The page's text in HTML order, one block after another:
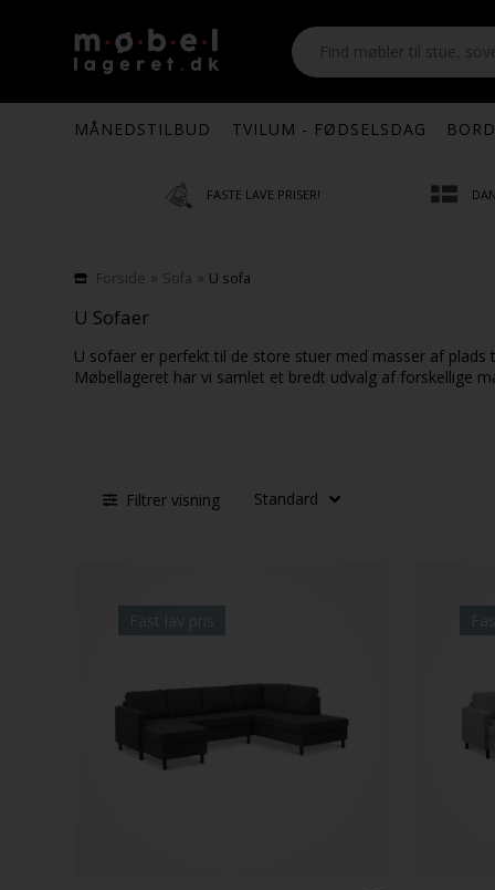
MÅNEDSTILBUD TVILUM - FØDSELSDAG
FASTE LAVE PRISER!
Forside » Sofa » U sofa
U Sofaer
U sofaer er perfekt til de store stuer med masser af
Møbellageret har vi samlet et bredt udvalg af forskellige
Filtrer visning
Fast lav pris